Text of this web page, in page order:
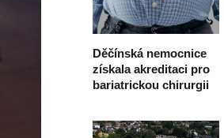
Děčínská nemocnice
získala akreditaci pro
bariatrickou chirurgii